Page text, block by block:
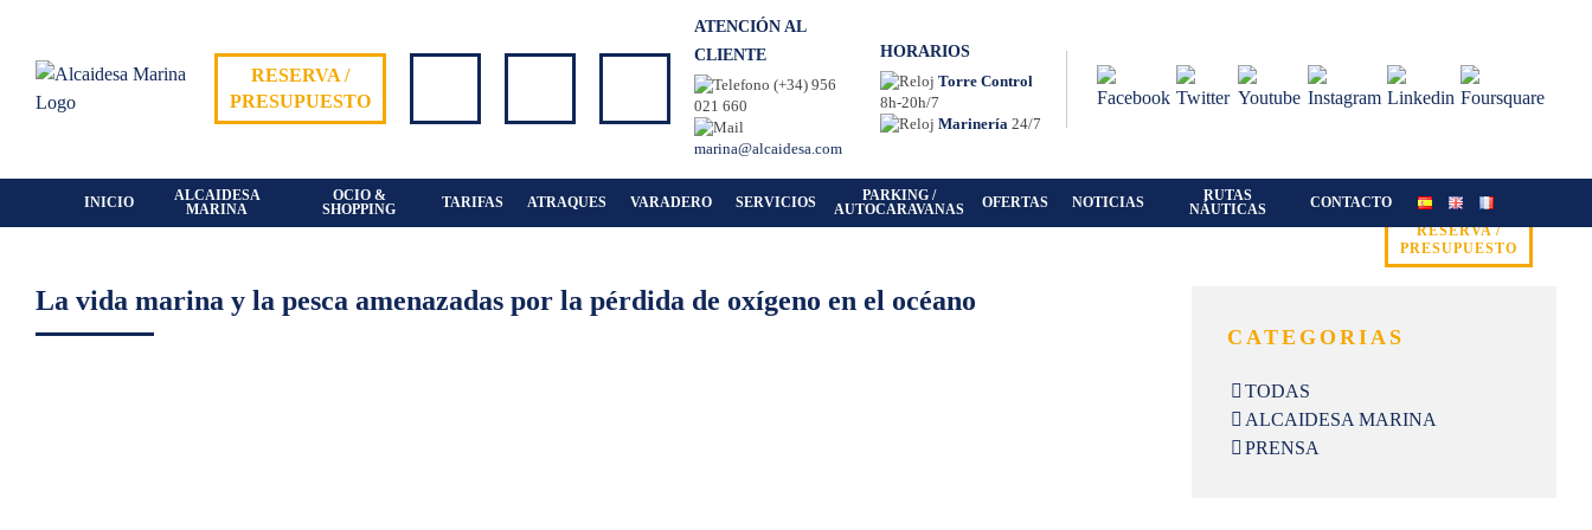
content
RESERVA /
PRESUPUESTO
ATENCIÓN AL
CLIENTE
(+34) 956
021 660
marina@alcaidesa.com
HORARIOS
Torre Control
8h-20h/7
Marinería 24/7
INICIO
ALCAIDESA
MARINA
OCIO &
SHOPPING
TARIFAS ATRAQUES VARADERO SERVICIOS
PARKING /
AUTOCARAVANAS
OFERTAS NOTICIAS
RUTAS
NÁUTICAS
CONTACTO
RESERVA /
PRESUPUESTO
La vida marina y la pesca amenazadas por la pérdida de oxígeno en el océano
CATEGORIAS
TODAS
ALCAIDESA MARINA
PRENSA